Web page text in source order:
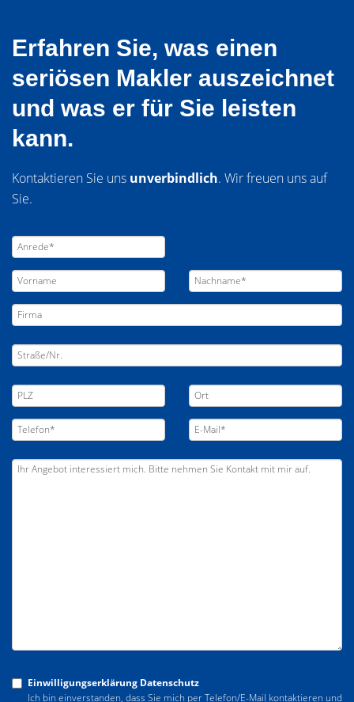
Erfahren Sie, was einen
seriösen Makler auszeichnet
und was er für Sie leisten
kann.
Kontaktieren Sie uns unverbindlich. Wir freuen uns auf
Sie.
Einwilligungserklärung Datenschutz
Ich bin einverstanden, dass Sie mich per Telefon/E-Mail kontaktieren und